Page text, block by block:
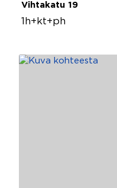
Vihtakatu 19
1h+kt+ph